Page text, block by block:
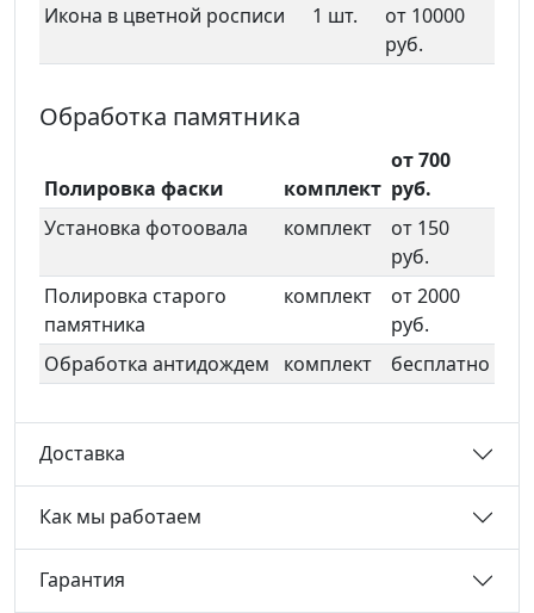
Икона в цветной росписи
1 шт.
от 10000
руб.
Обработка памятника
Полировка фаски комплект
от 700
руб.
Установка фотоовала
комплект
от 150
руб.
Полировка старого
памятника
комплект
от 2000
руб.
Обработка антидождем
комплект бесплатно
Доставка
Как мы работаем
Гарантия